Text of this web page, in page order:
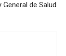
General de Salud